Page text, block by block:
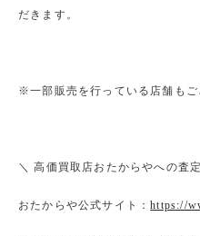
だきます。
※一部販売を行っている店舗もご
＼ 高価買取店おたからやへの査
おたからや公式サイト：https://